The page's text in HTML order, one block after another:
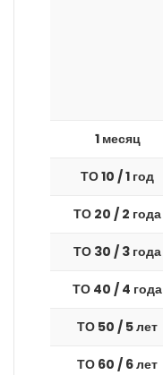
1 месяц
ТО 10 / 1 год
ТО 20 / 2 года
ТО 30 / 3 года
ТО 40 / 4 года
ТО 50 / 5 лет
ТО 60 / 6 лет